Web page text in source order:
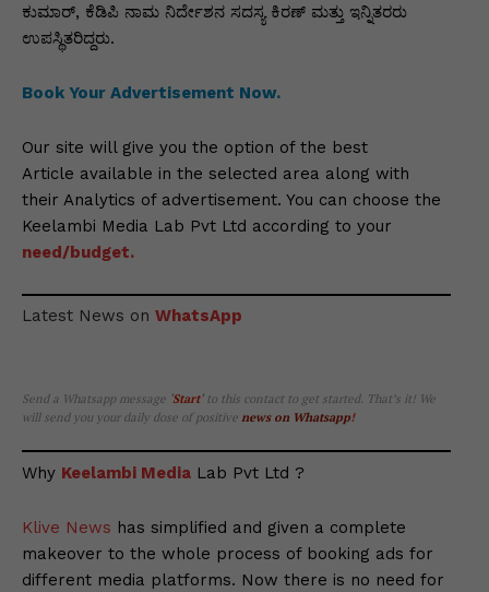
ಕುಮಾರ್, ಕೆಡಿಪಿ ನಾಮ ನಿರ್ದೇಶನ ಸದಸ್ಯ ಕಿರಣ್ ಮತ್ತು ಇನ್ನಿತರರು
ಉಪಸ್ಥಿತರಿದ್ದರು.
Book Your Advertisement Now.
Our site will give you the option of the best
Article available in the selected area along with
their Analytics of advertisement. You can choose the
Keelambi Media Lab Pvt Ltd according to your
need/budget.
Latest News on WhatsApp
Send a Whatsapp message Start‘ to this contact to get started. That’s it! We
will send you your daily dose of positive news on Whatsapp!
Why Keelambi Media Lab Pvt Ltd ?
Klive News has simplified and given a complete
makeover to the whole process of booking ads for
different media platforms. Now there is no need for